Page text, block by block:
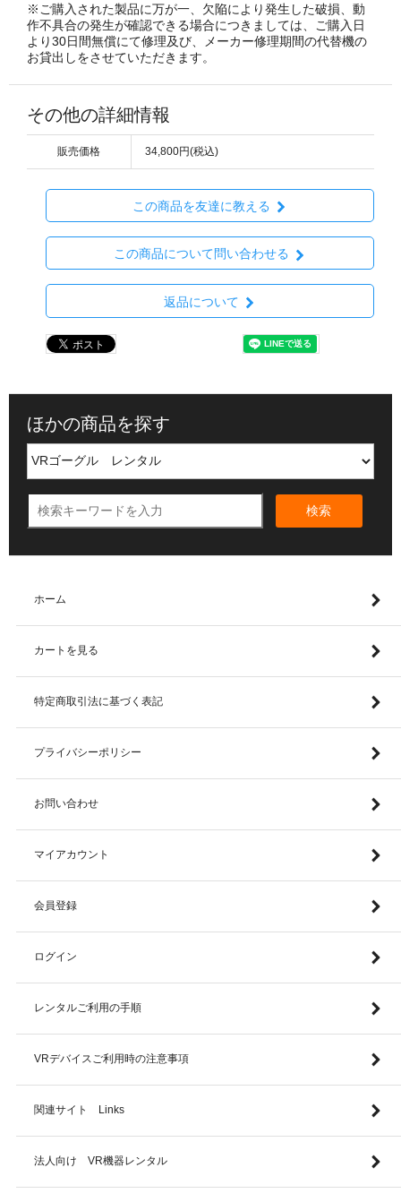
※ご購入された製品に万が一、欠陥により発生した破損、動
作不具合の発生が確認できる場合につきましては、ご購入日
より30日間無償にて修理及び、メーカー修理期間の代替機の
お貸出しをさせていただきます。
その他の詳細情報
販売価格 34,800円(税込)
この商品を友達に教える
この商品について問い合わせる
返品について
ほかの商品を探す
検索
ホーム
カートを見る
特定商取引法に基づく表記
プライバシーポリシー
お問い合わせ
マイアカウント
会員登録
ログイン
レンタルご利用の手順
VRデバイスご利用時の注意事項
関連サイト Links
法人向け VR機器レンタル